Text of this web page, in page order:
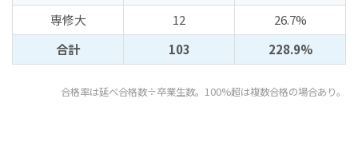
専修大
12
26.7%
合計
103 228.9%
合格率は延べ合格数÷卒業生数。100%超は複数合格の場合あり。